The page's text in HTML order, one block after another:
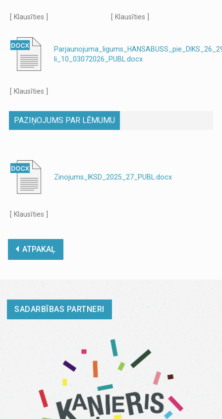
[ Klausīties ] [ Klausīties ]
li_10_03072026_PUBL.docx
[ Klausīties ]
PAZIŅOJUMS PAR LĒMUMU
Zinojums_IKSD_2025_27_PUBL.docx
[ Klausīties ]
ATPAKAĻ
SADARBĪBAS PARTNERI